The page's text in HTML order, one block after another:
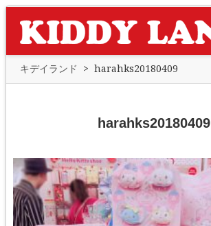
キデイランド > harahks20180409
harahks20180409